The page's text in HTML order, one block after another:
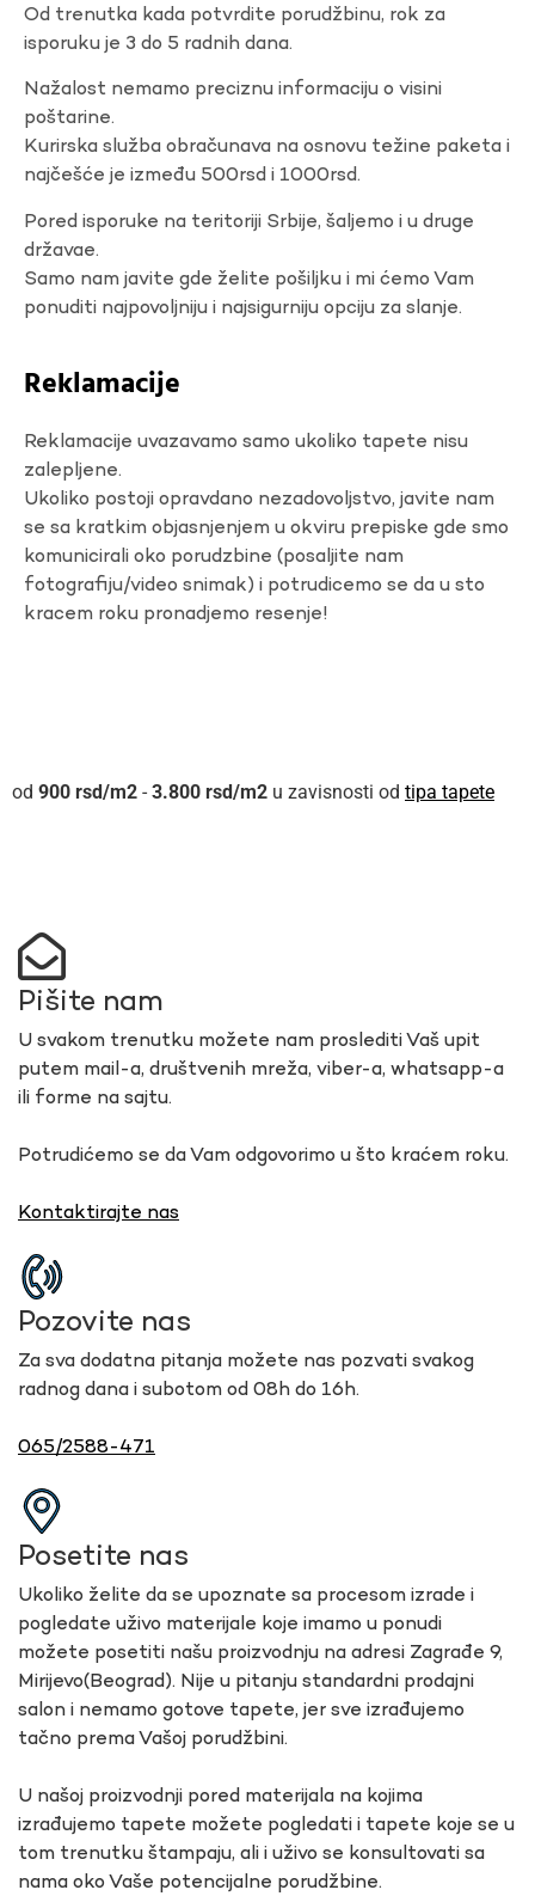
Od trenutka kada potvrdite porudžbinu, rok za
isporuku je 3 do 5 radnih dana.
Nažalost nemamo preciznu informaciju o visini
poštarine.
Kurirska služba obračunava na osnovu težine paketa i
najčešće je između 500rsd i 1000rsd.
Pored isporuke na teritoriji Srbije, šaljemo i u druge
državae.
Samo nam javite gde želite pošiljku i mi ćemo Vam
ponuditi najpovoljniju i najsigurniju opciju za slanje.
Reklamacije
Reklamacije uvazavamo samo ukoliko tapete nisu
zalepljene.
Ukoliko postoji opravdano nezadovoljstvo, javite nam
se sa kratkim objasnjenjem u okviru prepiske gde smo
komunicirali oko porudzbine (posaljite nam
fotografiju/video snimak) i potrudicemo se da u sto
kracem roku pronadjemo resenje!
900 rsd - 3.800 rsd u zavisnosti od tipa tapete
Pišite nam
U svakom trenutku možete nam proslediti Vaš upit
putem mail-a, društvenih mreža, viber-a, whatsapp-a
ili forme na sajtu.
Potrudićemo se da Vam odgovorimo u što kraćem roku.
Kontaktirajte nas
Pozovite nas
Za sva dodatna pitanja možete nas pozvati svakog
radnog dana i subotom od 08h do 16h.
065/2588-471
Posetite nas
Ukoliko želite da se upoznate sa procesom izrade i
pogledate uživo materijale koje imamo u ponudi
možete posetiti našu proizvodnju na adresi Zagrađe 9,
Mirijevo(Beograd). Nije u pitanju standardni prodajni
salon i nemamo gotove tapete, jer sve izrađujemo
tačno prema Vašoj porudžbini.
U našoj proizvodnji pored materijala na kojima
izrađujemo tapete možete pogledati i tapete koje se u
tom trenutku štampaju, ali i uživo se konsultovati sa
nama oko Vaše potencijalne porudžbine.